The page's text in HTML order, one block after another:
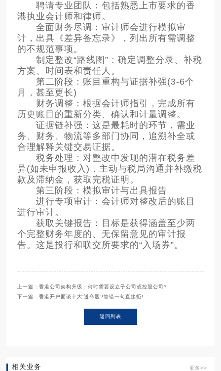
聘请专业团队：包括熟悉上市要求的香
港执业会计师和律师。
全面财务尽调：审计师会进行模拟审
计，出具《差异备忘录》，列出所有需调整
的不规范事项。
制定整改“路线图”：确定调整分录、补税
方案、时间表和责任人。
第二阶段：账目重构与证据补强(3-6个
月，甚至更长)
财务调整：根据会计师指引，完成所有
历史账目的重新分类、确认和计量调整。
证据链补强：这是最耗时的环节，需业
务、财务、物流等多部门协同，追溯补全或
合理解释关键交易证据。
税务处理：对整改中发现的潜在税务差
异(如未申报收入)，主动与税局沟通并补缴税
款及滞纳金，获取完税证明。
第三阶段：模拟审计与出具报告
进行专项审计：会计师对整改后的账目
进行审计。
获取关键报告：目标是获得涵盖至少两
个完整财务年度的、无保留意见的审计报
告。这是投行和联交所要求的“入场券”。
上一篇：香港公司架构升级：何时需要设立子公司或控股公司?
下一篇：香港开户面谈十大‘送命题’!答错一句直接拒!
返回列表
相关业务 更多>>